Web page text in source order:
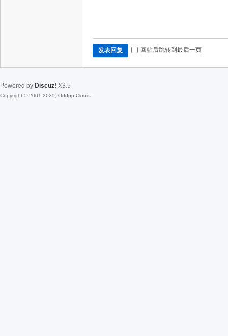
发表回复 回帖后跳转到最后一页
Powered by Discuz! X3.5
Copyright © 2001-2025, Oddpp Cloud.